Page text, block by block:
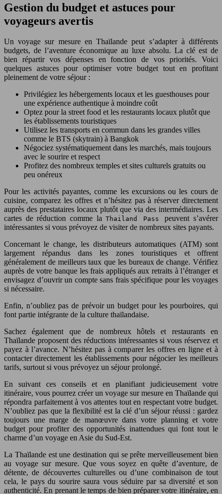
Gestion du budget et astuces pour
voyageurs avertis
Un voyage sur mesure en Thaïlande peut s’adapter à différents
budgets, de l’aventure économique au luxe absolu. La clé est de
bien répartir vos dépenses en fonction de vos priorités. Voici
quelques astuces pour optimiser votre budget tout en profitant
pleinement de votre séjour :
Privilégiez les hébergements locaux et les guesthouses pour
une expérience authentique à moindre coût
Optez pour la street food et les restaurants locaux plutôt que
les établissements touristiques
Utilisez les transports en commun dans les grandes villes
comme le BTS (skytrain) à Bangkok
Négociez systématiquement dans les marchés, mais toujours
avec le sourire et respect
Profitez des nombreux temples et sites culturels gratuits ou
peu onéreux
Pour les activités payantes, comme les excursions ou les cours de
cuisine, comparez les offres et n’hésitez pas à réserver directement
auprès des prestataires locaux plutôt que via des intermédiaires. Les
cartes de réduction comme laThailand Passpeuvent s’avérer
intéressantes si vous prévoyez de visiter de nombreux sites payants.
Concernant le change, les distributeurs automatiques (ATM) sont
largement répandus dans les zones touristiques et offrent
généralement de meilleurs taux que les bureaux de change. Vérifiez
auprès de votre banque les frais appliqués aux retraits à l’étranger et
envisagez d’ouvrir un compte sans frais spécifique pour les voyages
si nécessaire.
Enfin, n’oubliez pas de prévoir un budget pour les pourboires, qui
font partie intégrante de la culture thaïlandaise.
Sachez également que de nombreux hôtels et restaurants en
Thaïlande proposent des réductions intéressantes si vous réservez et
payez à l’avance. N’hésitez pas à comparer les offres en ligne et à
contacter directement les établissements pour négocier les meilleurs
tarifs, surtout si vous prévoyez un séjour prolongé.
En suivant ces conseils et en planifiant judicieusement votre
itinéraire, vous pourrez créer un voyage sur mesure en Thaïlande qui
répondra parfaitement à vos attentes tout en respectant votre budget.
N’oubliez pas que la flexibilité est la clé d’un séjour réussi : gardez
toujours une marge de manœuvre dans votre planning et votre
budget pour profiter des opportunités inattendues qui font tout le
charme d’un voyage en Asie du Sud-Est.
La Thaïlande est une destination qui se prête merveilleusement bien
au voyage sur mesure. Que vous soyez en quête d’aventure, de
détente, de découvertes culturelles ou d’une combinaison de tout
cela, le pays du sourire saura vous séduire par sa diversité et son
authenticité. En prenant le temps de bien préparer votre itinéraire, en